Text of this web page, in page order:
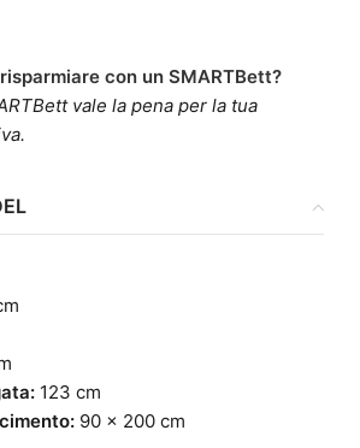
con un SMARTBett?
vale la pena per la tua
123 cm
90 x 200 cm